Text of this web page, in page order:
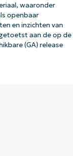
waaronder
openbaar
en inzichten van
aan de op de
(GA) release